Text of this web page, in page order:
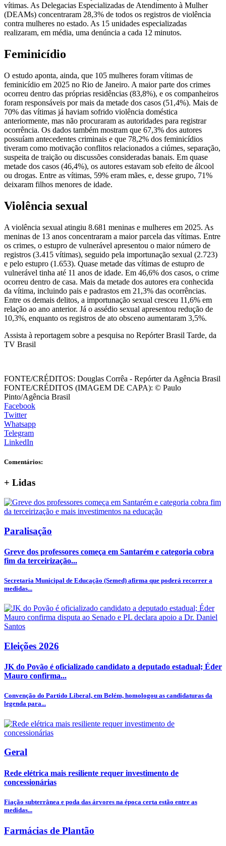
vítimas. As Delegacias Especializadas de Atendimento à Mulher
(DEAMs) concentraram 28,3% de todos os registros de violência
contra mulheres no estado. As 15 unidades especializadas
realizaram, em média, uma denúncia a cada 12 minutos.
Feminicídio
O estudo aponta, ainda, que 105 mulheres foram vítimas de
feminicídio em 2025 no Rio de Janeiro. A maior parte dos crimes
ocorreu dentro das próprias residências (83,8%), e os companheiros
foram responsáveis por mais da metade dos casos (51,4%). Mais de
70% das vítimas já haviam sofrido violência doméstica
anteriormente, mas não procuraram as autoridades para registrar
ocorrência. Os dados também mostram que 67,3% dos autores
possuíam antecedentes criminais e que 78,2% dos feminicídios
tiveram como motivação conflitos relacionados a ciúmes, separação,
suspeita de traição ou discussões consideradas banais. Em quase
metade dos casos (46,4%), os autores estavam sob efeito de álcool
ou drogas. Entre as vítimas, 59% eram mães, e, desse grupo, 71%
deixaram filhos menores de idade.
Violência sexual
A violência sexual atingiu 8.681 meninas e mulheres em 2025. As
meninas de 13 anos concentraram a maior parcela das vítimas. Entre
os crimes, o estupro de vulnerável apresentou o maior número de
registros (3.415 vítimas), seguido pela importunação sexual (2.723)
e pelo estupro (1.653). Quase metade das vítimas de estupro de
vulnerável tinha até 11 anos de idade. Em 46,6% dos casos, o crime
ocorreu dentro de casa. Mais da metade dos autores era conhecida
da vítima, incluindo pais e padrastos em 21,3% das ocorrências.
Entre os demais delitos, a importunação sexual cresceu 11,6% em
relação ao ano anterior. Já o assédio sexual apresentou redução de
10,3%, enquanto os registros de ato obsceno aumentaram 3,5%.
Assista à reportagem sobre a pesquisa no Repórter Brasil Tarde, da
TV Brasil
FONTE/CRÉDITOS: Douglas Corrêa - Repórter da Agência Brasil
FONTE/CRÉDITOS (IMAGEM DE CAPA): © Paulo
Pinto/Agência Brasil
Facebook
Twitter
Whatsapp
Telegram
LinkedIn
Comentários:
+ Lidas
Paralisação
Greve dos professores começa em Santarém e categoria cobra
fim da terceirização...
Secretaria Municipal de Educação (Semed) afirma que poderá recorrer a
medidas...
Eleições 2026
JK do Povão é oficializado candidato a deputado estadual; Éder
Mauro confirma...
Convenção do Partido Liberal, em Belém, homologou as candidaturas da
legenda para...
Geral
Rede elétrica mais resiliente requer investimento de
concessionárias
Fiação subterrânea e poda das árvores na época certa estão entre as
medidas...
Farmácias de Plantão